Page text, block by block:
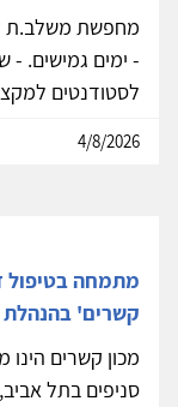
מחפשת משלב.ת
- ימים גמישים. -
לסטודנטים
4/8/2026
מתמחה בטיפול
קשרים' בהנהלת
מכון קשרים הינו
סניפים בתל